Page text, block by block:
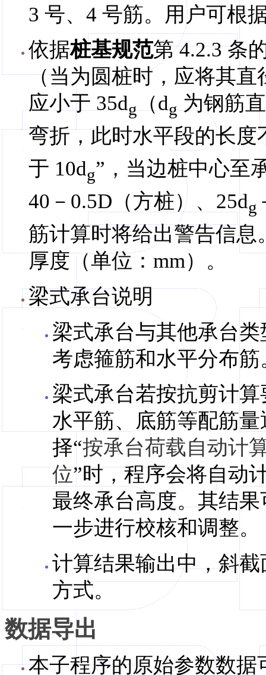
3 号、4 号筋。用户可根
依据桩基规范第 4.2.3 条
（当为圆桩时，应将其直
应小于 35dg （dg 为钢筋
弯折，此时水平段的长度
于 10dg”，当边桩中心至
40－0.5D（方桩）、25dg
筋计算时将给出警告信息
厚度（单位：mm）。
梁式承台说明
梁式承台与其他承台
考虑箍筋和水平分布筋
梁式承台若按抗剪计
水平筋、底筋等配筋
择“按承台荷载自动计
位”时，程序会将自动
最终承台高度。其结
一步进行校核和调整。
计算结果输出中，斜
方式。
数据导出
本子程序的原始参数数